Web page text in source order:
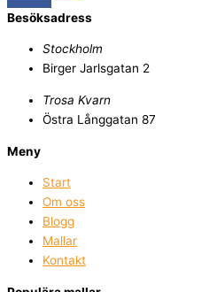
Besöksadress
Stockholm
Birger Jarlsgatan 2
Trosa Kvarn
Östra Långgatan 87
Meny
Start
Om oss
Blogg
Mallar
Kontakt